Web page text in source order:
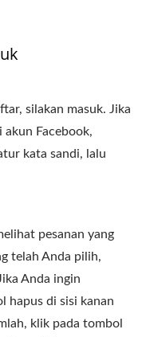
silakan masuk. Jika
Facebook,
kata sandi, lalu
pesanan yang
telah Anda pilih,
Anda ingin
hapus di sisi kanan
klik pada tombol